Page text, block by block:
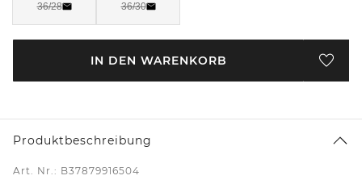
36/28 36/30
IN DEN WARENKORB
Produktbeschreibung
Art. Nr.: B37879916504